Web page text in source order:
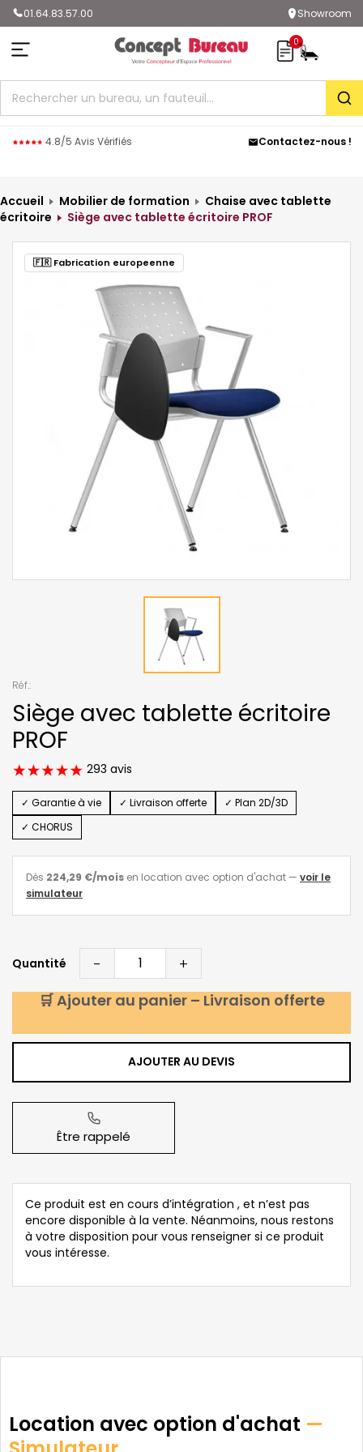
01.64.83.57.00 Showroom
0
4.8/5 Avis Vérifiés Contactez-nous !
Accueil Mobilier de formation
Chaise avec tablette
écritoire
Siège avec tablette écritoire PROF
Réf.:
Siège avec tablette écritoire
PROF
293 avis
✓ Garantie à vie ✓ Livraison offerte
✓ Plan 2D/3D
✓ CHORUS
Dès 224,29 €/mois en location avec option d'achat — voir le
simulateur
Quantité -
+
🛒 Ajouter au panier – Livraison offerte
AJOUTER AU DEVIS
Être rappelé
Ce produit est en cours d’intégration , et n’est pas
encore disponible à la vente. Néanmoins, nous restons
à votre disposition pour vous renseigner si ce produit
vous intéresse.
Location avec option d'achat —